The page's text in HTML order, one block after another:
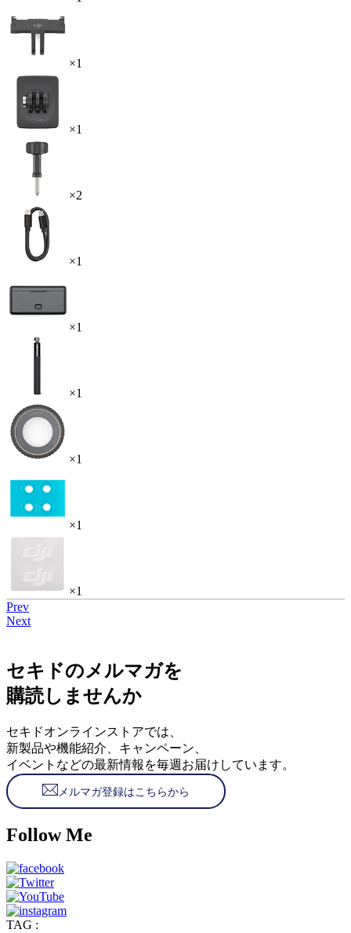
×1
×1
×2
×1
×1
×1
×1
×1
×1
Prev
Next
セキドのメルマガを
購読しませんか
セキドオンラインストアでは、
新製品や機能紹介、キャンペーン、
イベントなどの最新情報を毎週お届けしています。
メルマガ登録はこちらから
Follow Me
TAG :